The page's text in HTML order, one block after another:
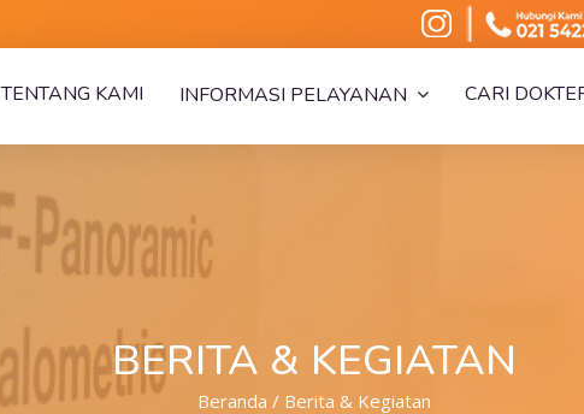
CARI
INFORMASI PELAYANAN
TENTANG KAMI
BERITA & KEGIATAN
Beranda / Berita & Kegiatan